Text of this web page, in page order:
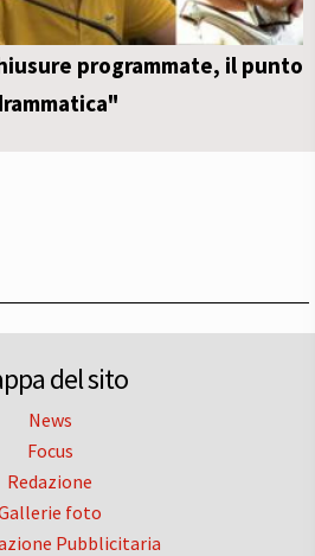
programmate, il punto
del sito
News
Focus
Redazione
foto
Pubblicitaria